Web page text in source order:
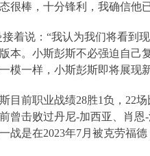
很棒，十分锋利，我确信他
着说： “我认为我们将看到
本。小斯彭斯不必强迫自己
模一样，小斯彭斯即将展现
目前职业战绩28胜1负， 22场
曾击败过丹尼-加西亚、肖恩-
战是在2023年7月被克劳福德